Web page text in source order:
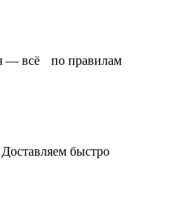
— всё по правилам
быстро